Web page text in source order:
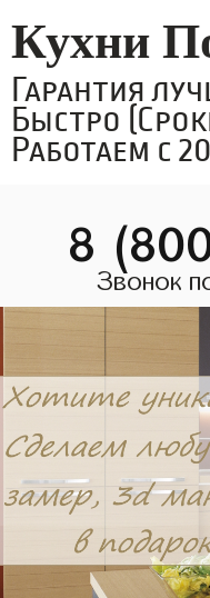
Кухни
Гарантия
Быстро
Работаем с
8
Звонок